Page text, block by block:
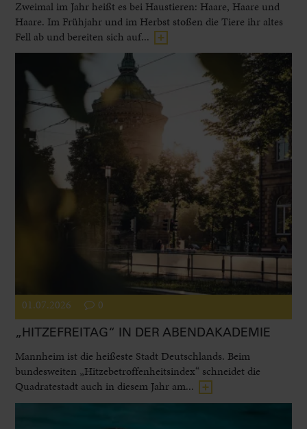
Zweimal im Jahr heißt es bei Haustieren: Haare, Haare und
Haare. Im Frühjahr und im Herbst stoßen die Tiere ihr altes
Fell ab und bereiten sich auf...
01.07.2026 0
„HITZEFREITAG“ IN DER ABENDAKADEMIE
Mannheim ist die heißeste Stadt Deutschlands. Beim
bundesweiten „Hitzebetroffenheitsindex“ schneidet die
Quadratestadt auch in diesem Jahr am...